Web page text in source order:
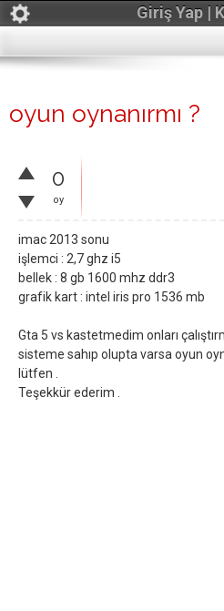
Giriş Yap |
oyun oynanırmı ?
0
oy
imac 2013 sonu
işlemci : 2,7 ghz i5
bellek : 8 gb 1600 mhz ddr3
grafik kart : intel iris pro 1536 mb
Gta 5 vs kastetmedim onları
sisteme sahıp olupta varsa oyun
lütfen .
Teşekkür ederim .